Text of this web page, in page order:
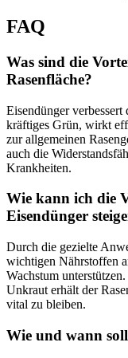
FAQ
Was sind die
Rasenfläche?
Eisendünger
kräftiges Grün, wirkt
zur allgemeinen
auch die
Krankheiten.
Wie kann ich die
Eisendünger
Durch die gezielte
wichtigen Nährstoffen
Wachstum
Unkraut erhält der
vital zu bleiben.
Wie und wann